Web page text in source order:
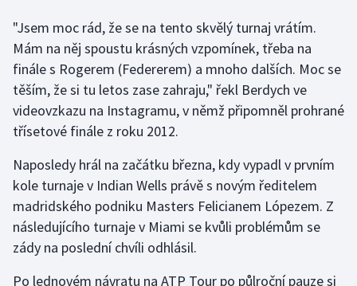
Florbal
Futsal
Golf
Gymnastika
Házená
Jezdectví
"Jsem moc rád, že se na tento skvělý turnaj vrátím.
Mám na něj spoustu krásných vzpomínek, třeba na
finále s Rogerem (Federerem) a mnoho dalších. Moc se
těším, že si tu letos zase zahraju," řekl Berdych ve
videovzkazu na Instagramu, v němž připomněl prohrané
třísetové finále z roku 2012.
Naposledy hrál na začátku března, kdy vypadl v prvním
kole turnaje v Indian Wells právě s novým ředitelem
madridského podniku Masters Felicianem Lópezem. Z
následujícího turnaje v Miami se kvůli problémům se
zády na poslední chvíli odhlásil.
Po lednovém návratu na ATP Tour po půlroční pauze si